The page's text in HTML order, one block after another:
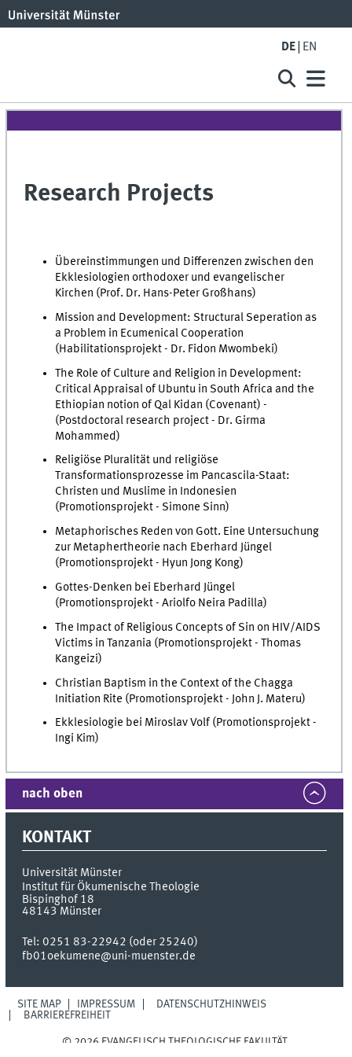
DE EN
Research Projects
Übereinstimmungen und Differenzen zwischen den
Ekklesiologien orthodoxer und evangelischer
Kirchen (Prof. Dr. Hans-Peter Großhans)
Mission and Development: Structural Seperation as
a Problem in Ecumenical Cooperation
(Habilitationsprojekt - Dr. Fidon Mwombeki)
The Role of Culture and Religion in Development:
Critical Appraisal of Ubuntu in South Africa and the
Ethiopian notion of Qal Kidan (Covenant) -
(Postdoctoral research project - Dr. Girma
Mohammed)
Religiöse Pluralität und religiöse
Transformationsprozesse im Pancascila-Staat:
Christen und Muslime in Indonesien
(Promotionsprojekt - Simone Sinn)
Metaphorisches Reden von Gott. Eine Untersuchung
zur Metaphertheorie nach Eberhard Jüngel
(Promotionsprojekt - Hyun Jong Kong)
Gottes-Denken bei Eberhard Jüngel
(Promotionsprojekt - Ariolfo Neira Padilla)
The Impact of Religious Concepts of Sin on HIV/AIDS
Victims in Tanzania (Promotionsprojekt - Thomas
Kangeizi)
Christian Baptism in the Context of the Chagga
Initiation Rite (Promotionsprojekt - John J. Materu)
Ekklesiologie bei Miroslav Volf (Promotionsprojekt -
Ingi Kim)
nach oben
KONTAKT
Universität Münster
Institut für Ökumenische Theologie
Bispinghof 18
48143 Münster
Tel:0251 83-22942 (oder 25240)
fb01oekumene@uni-muenster.de
SITE MAP IMPRESSUM
DATENSCHUTZHINWEIS
BARRIEREFREIHEIT
© 2026 EVANGELISCH THEOLOGISCHE FAKULTÄT